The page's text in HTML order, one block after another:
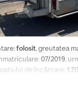
folosit, greutatea
07/2019,
de încărcare:
Identificatorul